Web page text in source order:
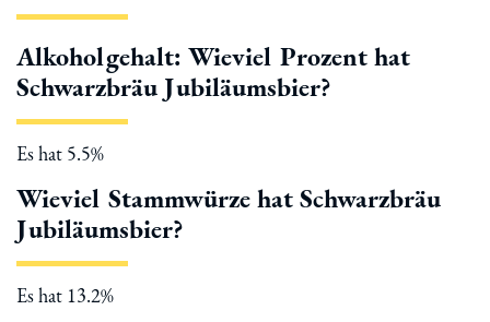
Alkoholgehalt: Wieviel Prozent hat
Schwarzbräu Jubiläumsbier?
Es hat 5.5%
Wieviel Stammwürze hat Schwarzbräu
Jubiläumsbier?
Es hat 13.2%